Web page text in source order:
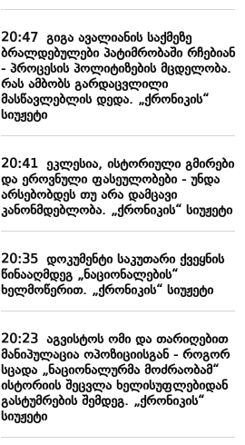
20:47გიგა ავალიანის საქმეზე
ბრალდებულები პატიმრობაში რჩებიან
- პროცესის პოლიტიზების მცდელობა.
რას ამბობს გარდაცვლილი
მასწავლებლის დედა. „ქრონიკის“
სიუჟეტი
20:41ეკლესია, ისტორიული გმირები
და ეროვნული ფასეულობები - უნდა
არსებობდეს თუ არა დამცავი
კანონმდებლობა. „ქრონიკის“ სიუჟეტი
20:35დოკუმენტი საკუთარი ქვეყნის
წინააღმდეგ „ნაციონალების“
ხელმოწერით. „ქრონიკის“ სიუჟეტი
20:23აგვისტოს ომი და თარიღებით
მანიპულაცია ოპოზიციისგან - როგორ
სცადა „ნაციონალურმა მოძრაობამ“
ისტორიის შეცვლა ხელისუფლებიდან
გასტუმრების შემდეგ. „ქრონიკის“
სიუჟეტი